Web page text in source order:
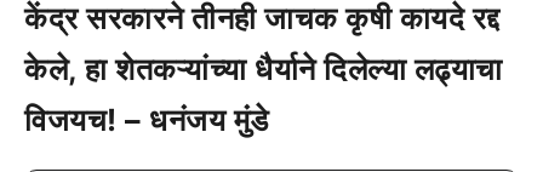
केंद्र सरकारने तीनही जाचक कृषी कायदे रद्द
केले, हा शेतकऱ्यांच्या धैर्याने दिलेल्या लढ्याचा
विजयच! – धनंजय मुंडे